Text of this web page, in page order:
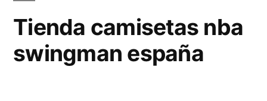
Tienda camisetas nba
swingman españa